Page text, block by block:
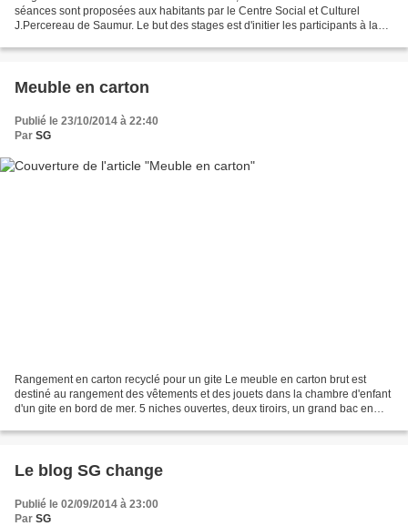
séances sont proposées aux habitants par le Centre Social et Culturel
J.Percereau de Saumur. Le but des stages est d'initier les participants à la
Meuble en carton
Publié le 23/10/2014 à 22:40
Par SG
Rangement en carton recyclé pour un gite Le meuble en carton brut est
destiné au rangement des vêtements et des jouets dans la chambre d'enfant
d'un gite en bord de mer. 5 niches ouvertes, deux tiroirs, un grand bac en
Le blog SG change
Publié le 02/09/2014 à 23:00
Par SG